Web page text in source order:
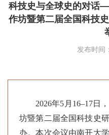
科技史与全球史的对话
作坊暨第二届全国科技
发布时间
2026年5月16–17日
坊暨第二届全国科技史
办。本次会议由南开大